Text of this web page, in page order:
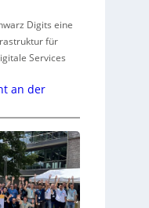
Digits eine
für
Services
an der